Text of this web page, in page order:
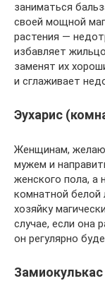
заниматься
своей мощной
растения —
избавляет
заменят их
и сглаживает
Эухарис
Женщинам,
мужем и
женского пола, а
комнатной белой
хозяйку
случае, если она
он регулярно
Замиокулькас